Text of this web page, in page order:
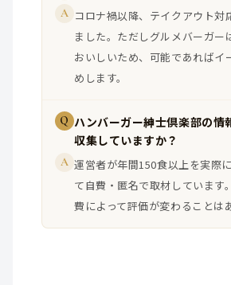
A コロナ禍以降、テイクアウト対
ました。ただしグルメバーガー
おいしいため、可能であればイ
めします。
Q ハンバーガー紳士倶楽部の情
収集していますか？
A 運営者が年間150食以上を実際
て自費・匿名で取材しています
費によって評価が変わることは